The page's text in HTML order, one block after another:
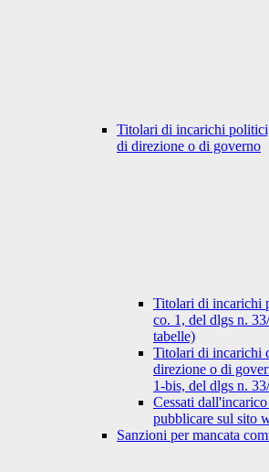
Titolari di incarichi
di direzione o di governo
Titolari di incarichi
co. 1, del dlgs n.
tabelle)
Titolari di incarichi
direzione o di
1-bis, del dlgs n.
Cessati
pubblicare sul sito
Sanzioni per mancata